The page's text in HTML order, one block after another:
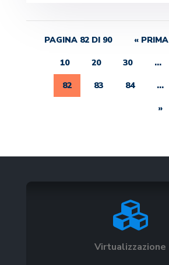
PAGINA 82 DI 90 « PRIMA
10 20 30 ...
82 83 84 ...
»

Virtualizzazione